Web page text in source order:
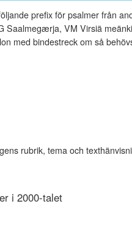
prefix för psalmer från
Saalmegærja, VM Virsiä
med bindestreck om så
rubrik, tema och
i 2000-talet